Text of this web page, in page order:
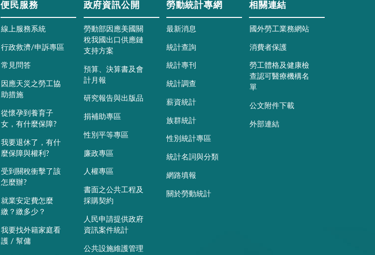
便民服務
線上服務系統
行政救濟/申訴專區
常見問答
因應天災之勞工協
助措施
從懷孕到養育子
女，有什麼保障?
我要退休了，有什
麼保障與權利?
受到關稅衝擊了該
怎麼辦?
就業安定費怎麼
繳？繳多少？
我要找外籍家庭看
護 / 幫傭
政府資訊公開
勞動部因應美國關
稅我國出口供應鏈
支持方案
預算、決算書及會
計月報
研究報告與出版品
捐補助專區
性別平等專區
廉政專區
人權專區
書面之公共工程及
採購契約
人民申請提供政府
資訊案件統計
公共設施維護管理
勞動統計專網
最新消息
統計查詢
統計專刊
統計調查
薪資統計
族群統計
性別統計專區
統計名詞與分類
網路填報
關於勞動統計
相關連結
國外勞工業務網站
消費者保護
勞工體格及健康檢
查認可醫療機構名
單
公文附件下載
外部連結